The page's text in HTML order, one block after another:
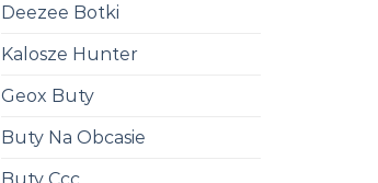
Deezee Botki
Kalosze Hunter
Geox Buty
Buty Na Obcasie
Buty Ccc